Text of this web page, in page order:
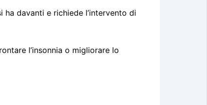
davanti e richiede l’intervento di
l’insonnia o migliorare lo